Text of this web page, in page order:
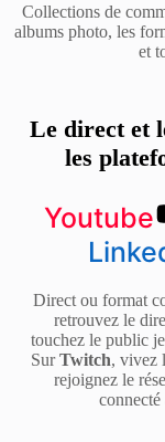
Collections de
albums photo, les
et
Le direct et
les
Youtube
Direct ou format
retrouvez le
touchez le public
SurTwitch, vivez
rejoignez le